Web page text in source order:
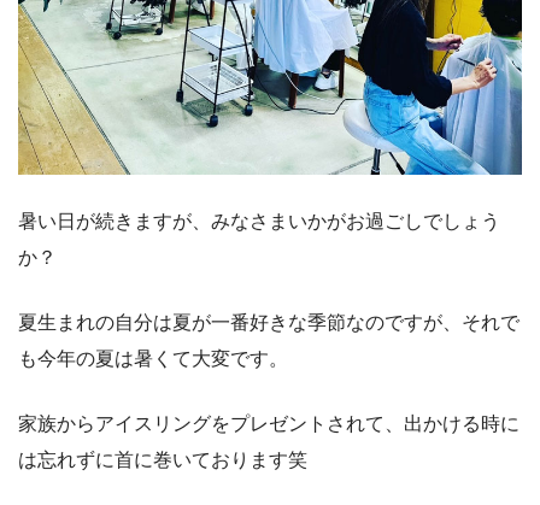
暑い日が続きますが、みなさまいかがお過ごしでしょう
か？
夏生まれの自分は夏が一番好きな季節なのですが、それで
も今年の夏は暑くて大変です。
家族からアイスリングをプレゼントされて、出かける時に
は忘れずに首に巻いております笑